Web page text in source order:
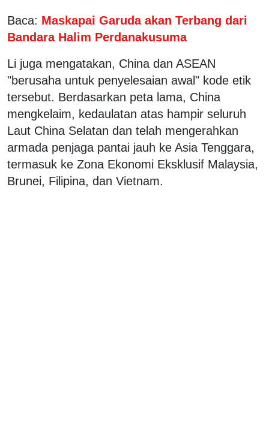
Baca: Maskapai Garuda akan Terbang dari
Bandara Halim Perdanakusuma
Li juga mengatakan, China dan ASEAN
"berusaha untuk penyelesaian awal" kode etik
tersebut. Berdasarkan peta lama, China
mengkelaim, kedaulatan atas hampir seluruh
Laut China Selatan dan telah mengerahkan
armada penjaga pantai jauh ke Asia Tenggara,
termasuk ke Zona Ekonomi Eksklusif Malaysia,
Brunei, Filipina, dan Vietnam.